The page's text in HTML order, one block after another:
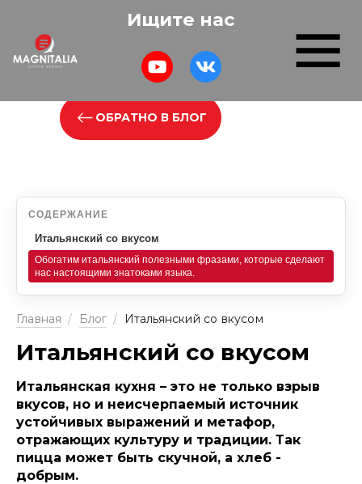
Ищите нас
ОБРАТНО В БЛОГ
СОДЕРЖАНИЕ
Итальянский со вкусом
Обогатим итальянский полезными фразами, которые сделают
нас настоящими знатоками языка.
Главная / Блог / Итальянский со вкусом
Итальянский со вкусом
Итальянская кухня – это не только взрыв
вкусов, но и неисчерпаемый источник
устойчивых выражений и метафор,
отражающих культуру и традиции. Так
пицца может быть скучной, а хлеб -
добрым.